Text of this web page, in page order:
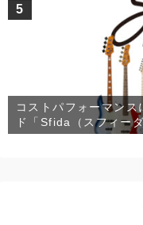
5
コストパフォーマン
ド「Sfida（スフィー